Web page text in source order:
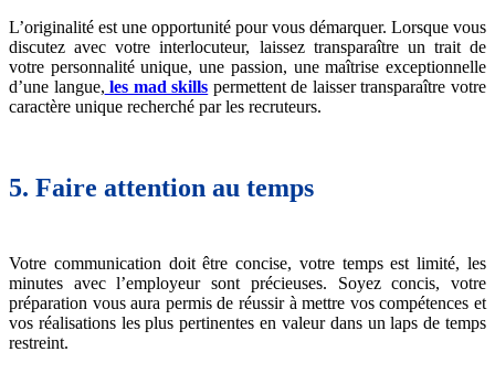
L’originalité est une opportunité pour vous démarquer. Lorsque vous
discutez avec votre interlocuteur, laissez transparaître un trait de
votre personnalité unique, une passion, une maîtrise exceptionnelle
d’une langue, les mad skills permettent de laisser transparaître votre
caractère unique recherché par les recruteurs.
5. Faire attention au temps
Votre communication doit être concise, votre temps est limité, les
minutes avec l’employeur sont précieuses. Soyez concis, votre
préparation vous aura permis de réussir à mettre vos compétences et
vos réalisations les plus pertinentes en valeur dans un laps de temps
restreint.